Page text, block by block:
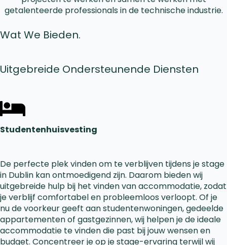
getalenteerde professionals in de technische industrie.
Wat We Bieden.
Uitgebreide Ondersteunende Diensten
Studentenhuisvesting
De perfecte plek vinden om te verblijven tijdens je stage
in Dublin kan ontmoedigend zijn. Daarom bieden wij
uitgebreide hulp bij het vinden van accommodatie, zodat
je verblijf comfortabel en probleemloos verloopt. Of je
nu de voorkeur geeft aan studentenwoningen, gedeelde
appartementen of gastgezinnen, wij helpen je de ideale
accommodatie te vinden die past bij jouw wensen en
budget. Concentreer je op je stage-ervaring terwijl wij